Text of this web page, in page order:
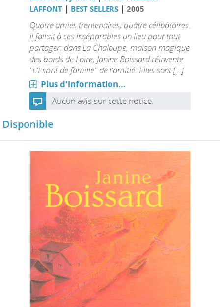
LAFFONT| BEST SELLERS| 2005
Quatre amies trentenaires, quatre célibataires.
Il fallait à ces inséparables un lieu pour tout
partager: dans La Chaloupe, maison magique
des bords de Loire, Janine Boissard réinvente
"L'Esprit de famille" de l'amitié. Elles sont [...]
Plus d'information...
Aucun avis sur cette notice.
Disponible